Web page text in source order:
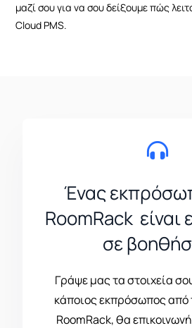
μαζί σου για να σου δείξουμε πώς
Cloud PMS.
Ένας
RoomRack είναι
σε
Γράψε μας τα στοιχεία
κάποιος εκπρόσωπος
RoomRack, θα
GR